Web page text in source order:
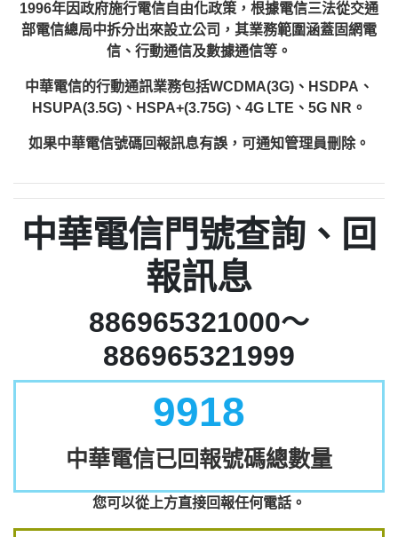
1996年因政府施行電信自由化政策，根據電信三法從交通
部電信總局中拆分出來設立公司，其業務範圍涵蓋固網電
信、行動通信及數據通信等。
中華電信的行動通訊業務包括WCDMA(3G)、HSDPA、
HSUPA(3.5G)、HSPA+(3.75G)、4G LTE、5G NR。
如果中華電信號碼回報訊息有誤，可通知管理員刪除。
中華電信門號查詢、回
報訊息
886965321000～
886965321999
9918
中華電信已回報號碼總數量
您可以從上方直接回報任何電話。